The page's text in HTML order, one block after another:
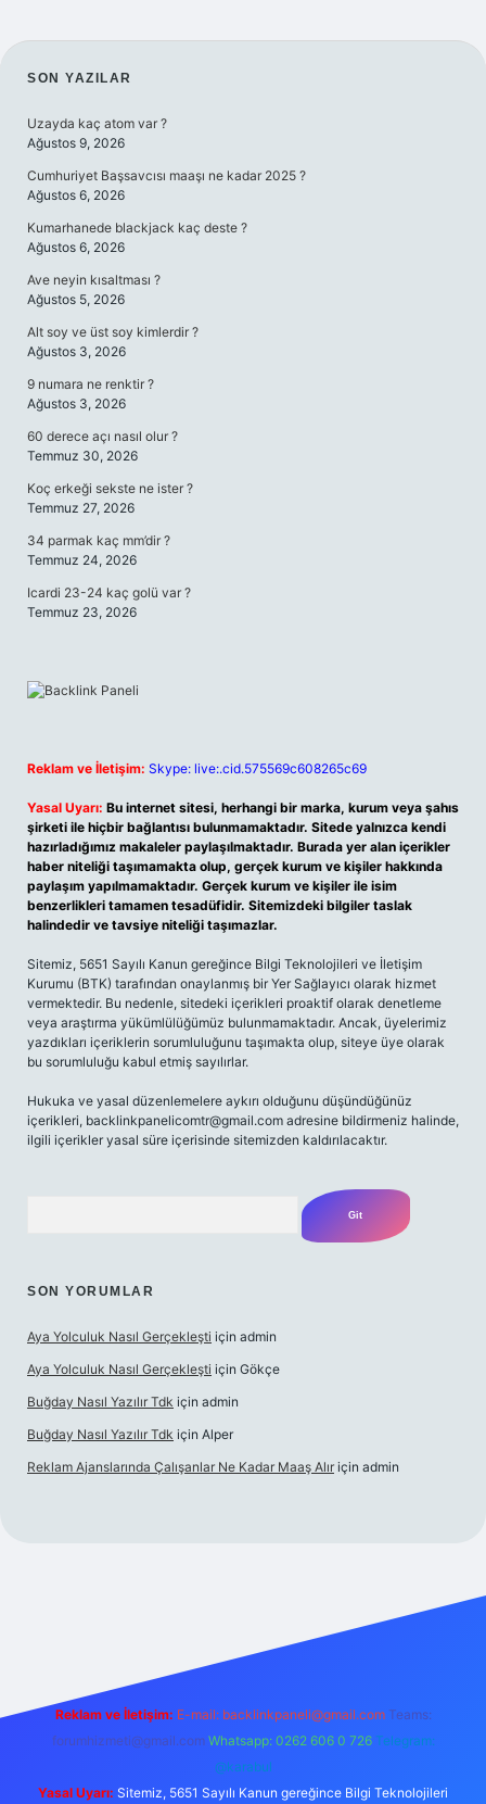
SIDEBAR
SON YAZILAR
Uzayda kaç atom var ?
Ağustos 9, 2026
Cumhuriyet Başsavcısı maaşı ne kadar 2025 ?
Ağustos 6, 2026
Kumarhanede blackjack kaç deste ?
Ağustos 6, 2026
Ave neyin kısaltması ?
Ağustos 5, 2026
Alt soy ve üst soy kimlerdir ?
Ağustos 3, 2026
9 numara ne renktir ?
Ağustos 3, 2026
60 derece açı nasıl olur ?
Temmuz 30, 2026
Koç erkeği sekste ne ister ?
Temmuz 27, 2026
34 parmak kaç mm’dir ?
Temmuz 24, 2026
Icardi 23-24 kaç golü var ?
Temmuz 23, 2026
Reklam ve İletişim: Skype: live:.cid.575569c608265c69
Yasal Uyarı: Bu internet sitesi, herhangi bir marka, kurum veya şahıs
şirketi ile hiçbir bağlantısı bulunmamaktadır. Sitede yalnızca kendi
hazırladığımız makaleler paylaşılmaktadır. Burada yer alan içerikler
haber niteliği taşımamakta olup, gerçek kurum ve kişiler hakkında
paylaşım yapılmamaktadır. Gerçek kurum ve kişiler ile isim
benzerlikleri tamamen tesadüfidir. Sitemizdeki bilgiler taslak
halindedir ve tavsiye niteliği taşımazlar.
Sitemiz, 5651 Sayılı Kanun gereğince Bilgi Teknolojileri ve İletişim
Kurumu (BTK) tarafından onaylanmış bir Yer Sağlayıcı olarak hizmet
vermektedir. Bu nedenle, sitedeki içerikleri proaktif olarak denetleme
veya araştırma yükümlülüğümüz bulunmamaktadır. Ancak, üyelerimiz
yazdıkları içeriklerin sorumluluğunu taşımakta olup, siteye üye olarak
bu sorumluluğu kabul etmiş sayılırlar.
Hukuka ve yasal düzenlemelere aykırı olduğunu düşündüğünüz
içerikleri, backlinkpanelicomtr@gmail.com adresine bildirmeniz halinde,
ilgili içerikler yasal süre içerisinde sitemizden kaldırılacaktır.
SON YORUMLAR
Aya Yolculuk Nasıl Gerçekleşti için admin
Aya Yolculuk Nasıl Gerçekleşti için Gökçe
Buğday Nasıl Yazılır Tdk için admin
Buğday Nasıl Yazılır Tdk için Alper
Reklam Ajanslarında Çalışanlar Ne Kadar Maaş Alır için admin
Reklam ve İletişim: E-mail: backlinkpaneli@gmail.com Teams:
forumhizmeti@gmail.com Whatsapp: 0262 606 0 726 Telegram:
@karabul
Yasal Uyarı: Sitemiz, 5651 Sayılı Kanun gereğince Bilgi Teknolojileri